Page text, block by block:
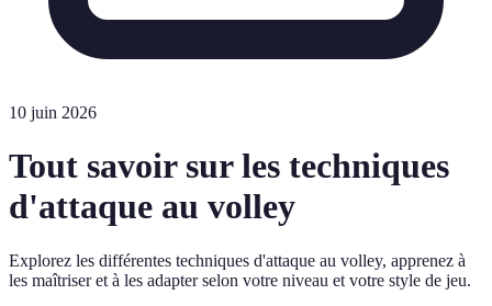
10 juin 2026
Tout savoir sur les techniques
d'attaque au volley
Explorez les différentes techniques d'attaque au volley, apprenez à
les maîtriser et à les adapter selon votre niveau et votre style de jeu.